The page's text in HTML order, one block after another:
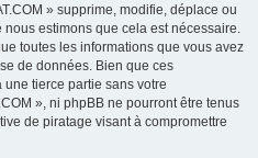
» supprime, modifie, déplace ou
estimons que cela est nécessaire.
toutes les informations que vous avez
de données. Bien que ces
tierce partie sans votre
», ni phpBB ne pourront être tenus
de piratage visant à compromettre